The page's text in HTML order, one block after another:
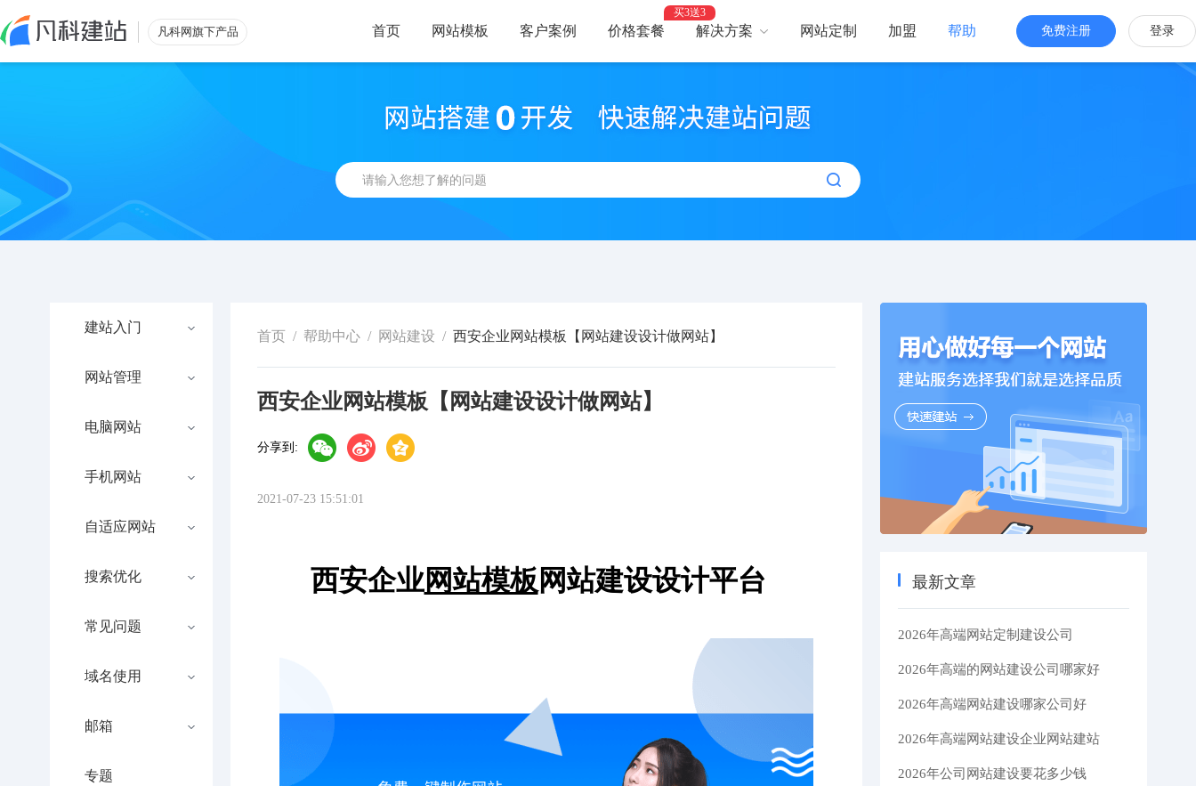
凡科网旗下产品 免费注册 登录
首页 网站模板 客户案例 价格套餐
买3送3
解决方案
智能建站，高效优化 助力品牌出海
开启全新交互体验
网站定制 加盟 帮助
建站入门
网站管理
电脑网站
手机网站
自适应网站
搜索优化
常见问题
域名使用
邮箱
专题
首页 / 帮助中心 / 网站建设 / 西安企业网站模板【网站建设设计做网站】
西安企业网站模板【网站建设设计做网站】
分享到:
2021-07-23 15:51:01
西安企业网站模板 网站建设设计平台 最新文章
2026年高端网站定制建设公司
2026年高端的网站建设公司哪家好
2026年高端网站建设哪家公司好
2026年高端网站建设企业网站建站
2026年公司网站建设要花多少钱